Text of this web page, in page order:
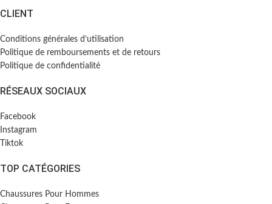
CLIENT
Conditions générales d’utilisation
Politique de remboursements et de retours
Politique de confidentialité
RÉSEAUX SOCIAUX
Facebook
Instagram
Tiktok
TOP CATÉGORIES
Chaussures Pour Hommes